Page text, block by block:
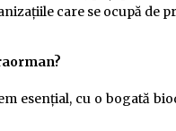
care se ocupă de
esențial, cu o bogată